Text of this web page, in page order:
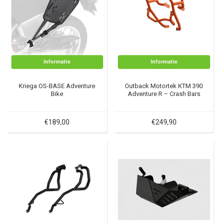
Informatie
Kriega OS-BASE Adventure
Bike
€189,00
Informatie
Outback Motortek KTM 390
Adventure R – Crash Bars
€249,90